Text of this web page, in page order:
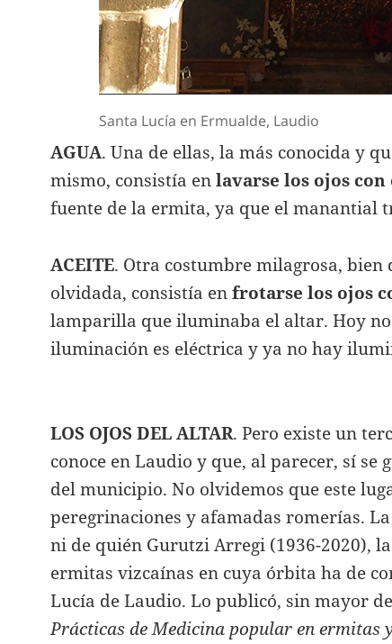
Santa Lucía en Ermualde, Laudio
AGUA. Una de ellas, la más conocida y
mismo, consistía enlavarse los ojos con
fuente de la ermita, ya que el manantial
ACEITE. Otra costumbre milagrosa, bien
olvidada, consistía enfrotarse los ojos
lamparilla que iluminaba el altar. Hoy
iluminación es eléctrica y ya no hay
LOS OJOS DEL ALTAR. Pero existe un
conoce en Laudio y que, al parecer, sí se
del municipio. No olvidemos que este
peregrinaciones y afamadas romerías.
ni de quién Gurutzi Arregi (1936-2020),
ermitas vizcaínas en cuya órbita ha de
Lucía de Laudio. Lo publicó, sin mayor
Prácticas de Medicina popular en ermitas